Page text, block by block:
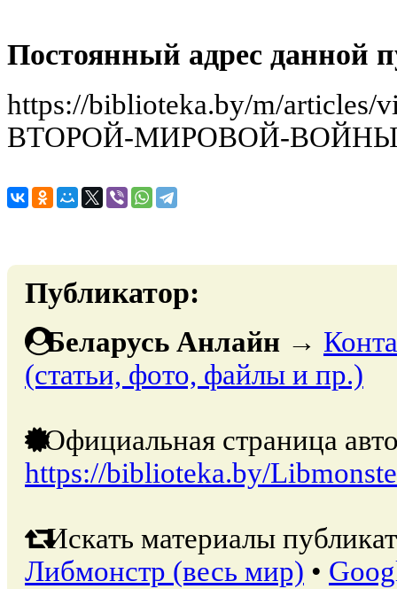
Постоянный адрес данной
https://biblioteka.by/m/
ВТОРОЙ-МИРОВОЙ-
Публикатор:
Беларусь Анлайн →
(статьи, фото, файлы и пр.)
Официальная страница
https://biblioteka.by/
Искать материалы
Либмонстр (весь мир) •